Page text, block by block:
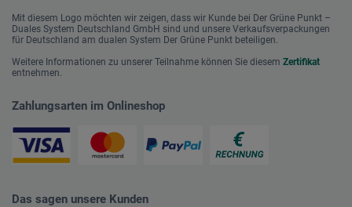
Mit diesem Logo möchten wir zeigen, dass wir Kunde bei Der Grüne Punkt –
Duales System Deutschland GmbH sind und unsere Verkaufsverpackungen
für Deutschland am dualen System Der Grüne Punkt beteiligen.
Weitere Informationen zu unserer Teilnahme können Sie diesem Zertifikat
entnehmen.
Zahlungsarten im Onlineshop
Das sagen unsere Kunden